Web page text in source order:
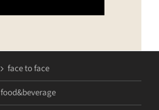
face to face
food&beverage